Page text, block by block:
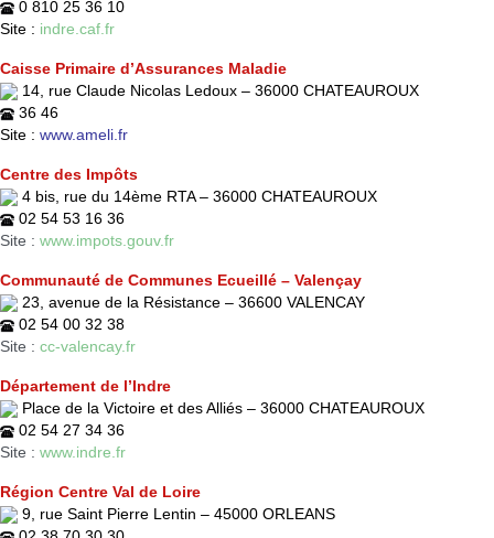
0 810 25 36 10
Site : indre.caf.fr
Caisse Primaire d’Assurances Maladie
14, rue Claude Nicolas Ledoux – 36000 CHATEAUROUX
36 46
Site : www.ameli.fr
Centre des Impôts
4 bis, rue du 14ème RTA – 36000 CHATEAUROUX
02 54 53 16 36
Site : www.impots.gouv.fr
Communauté de Communes Ecueillé – Valençay
23, avenue de la Résistance – 36600 VALENCAY
02 54 00 32 38
Site : cc-valencay.fr
Département de l’Indre
Place de la Victoire et des Alliés – 36000 CHATEAUROUX
02 54 27 34 36
Site : www.indre.fr
Région Centre Val de Loire
9, rue Saint Pierre Lentin – 45000 ORLEANS